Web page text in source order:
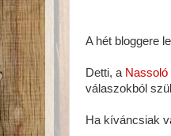
A hét bloggere
Detti, a Nassoló
válaszokból
Ha kíváncsiak